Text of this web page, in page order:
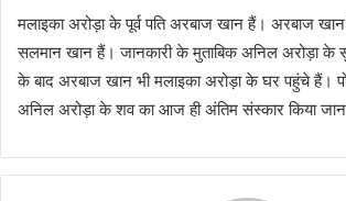
मलाइका अरोड़ा के पूर्व पति अरबाज खान हैं। अरबाज
सलमान खान हैं। जानकारी के मुताबिक अनिल अरोड़ा के
के बाद अरबाज खान भी मलाइका अरोड़ा के घर पहुंचे हैं।
अनिल अरोड़ा के शव का आज ही अंतिम संस्कार किया